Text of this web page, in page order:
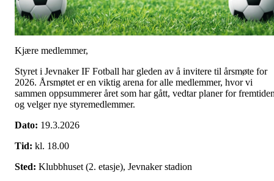
Kjære medlemmer,
Styret i Jevnaker IF Fotball har gleden av å invitere til årsmøte for
2026. Årsmøtet er en viktig arena for alle medlemmer, hvor vi
sammen oppsummerer året som har gått, vedtar planer for
og velger nye styremedlemmer.
Dato: 19.3.2026
Tid: kl. 18.00
Sted: Klubbhuset (2. etasje), Jevnaker stadion